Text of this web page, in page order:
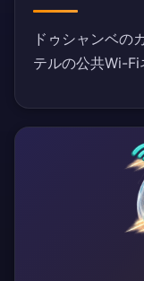
ドゥシャンベの
テルの公共Wi-Fi